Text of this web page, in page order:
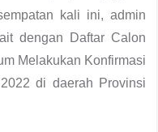
kali ini, admin
dengan Daftar Calon
Melakukan Konfirmasi
di daerah Provinsi